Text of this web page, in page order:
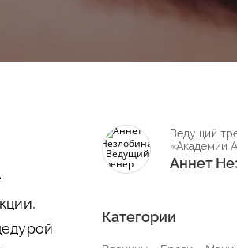
Ведущий
«Академии
Аннет
Категории